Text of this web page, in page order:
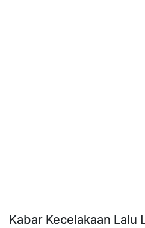
Kabar Kecelakaan Lalu